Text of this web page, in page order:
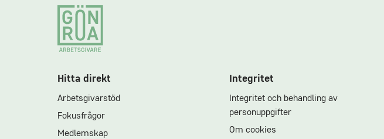
Hitta direkt
Arbetsgivarstöd
Fokusfrågor
Medlemskap
Integritet
Integritet och behandling av
personuppgifter
Om cookies